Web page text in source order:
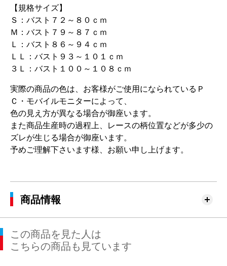
【規格サイズ】
Ｓ：バスト７２～８０ｃｍ
Ｍ：バスト７９～８７ｃｍ
Ｌ：バスト８６～９４ｃｍ
ＬＬ：バスト９３～１０１ｃｍ
３Ｌ：バスト１００～１０８ｃｍ
実際の商品の色は、お客様がご使用になられているＰ
Ｃ・モバイルモニターによって、
色の見え方が異なる場合が御座います。
また商品生産時の過程上、レースの柄位置などが多少の
ズレが生じる場合が御座います。
予めご理解下さいます様、お願い申し上げます。
商品情報
この商品を見た人は
こちらの商品も見ています